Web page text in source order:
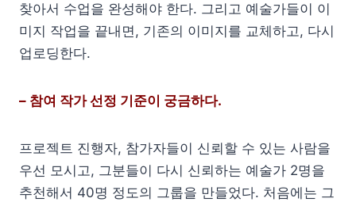
찾아서 수업을 완성해야 한다. 그리고 예술가들이 이
미지 작업을 끝내면, 기존의 이미지를 교체하고, 다시
업로딩한다.
– 참여 작가 선정 기준이 궁금하다.
프로젝트 진행자, 참가자들이 신뢰할 수 있는 사람을
우선 모시고, 그분들이 다시 신뢰하는 예술가 2명을
추천해서 40명 정도의 그룹을 만들었다. 처음에는 그